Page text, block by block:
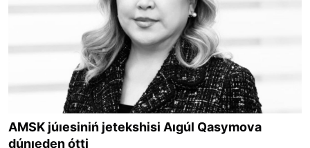
AMSK júıesiniń jetekshisi Aıgúl Qasymova
dúnıeden ótti